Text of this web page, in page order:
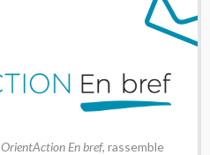
OrientAction En bref, rassemble